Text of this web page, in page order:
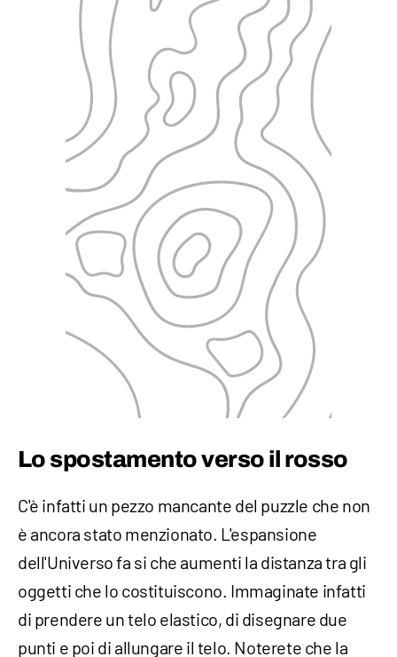
Lo spostamento verso il rosso
C'è infatti un pezzo mancante del puzzle che non
è ancora stato menzionato. L'espansione
dell'Universo fa si che aumenti la distanza tra gli
oggetti che lo costituiscono. Immaginate infatti
di prendere un telo elastico, di disegnare due
punti e poi di allungare il telo. Noterete che la